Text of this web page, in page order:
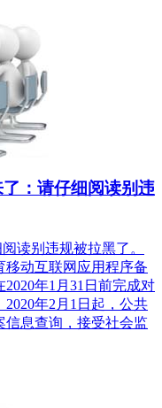
：请仔细阅读别违
读别违规被拉黑了。
移动互联网应用程序备
年1月31日前完成对
年2月1日起，公共
信息查询，接受社会监